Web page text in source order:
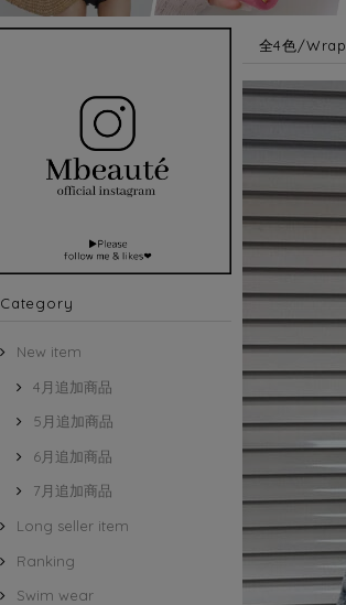
Category
New item
4月追加商品
5月追加商品
6月追加商品
7月追加商品
Long seller item
Ranking
Swim wear
全4色/